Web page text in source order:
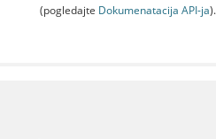
(pogledajte Dokumenаtаcijа API-jа).